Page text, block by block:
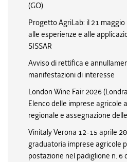
(GO)
Progetto AgriLab: il 21
alle esperienze e alle
SISSAR
Avviso di rettifica e
manifestazioni di interesse
London Wine Fair 2026
Elenco delle imprese agricole
regionale e assegnazione
Vinitaly Verona 12-15 aprile
graduatoria imprese agricole
postazione nel padiglione n. 6